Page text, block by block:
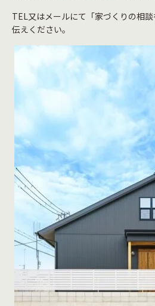
TEL又はメールにて「家づくりの相
伝えください。